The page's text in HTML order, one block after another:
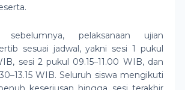
pelaksanaan ujian
sesuai jadwal, yakni sesi 1 pukul
sesi 2 pukul 09.15–11.00 WIB, dan
WIB. Seluruh siswa mengikuti